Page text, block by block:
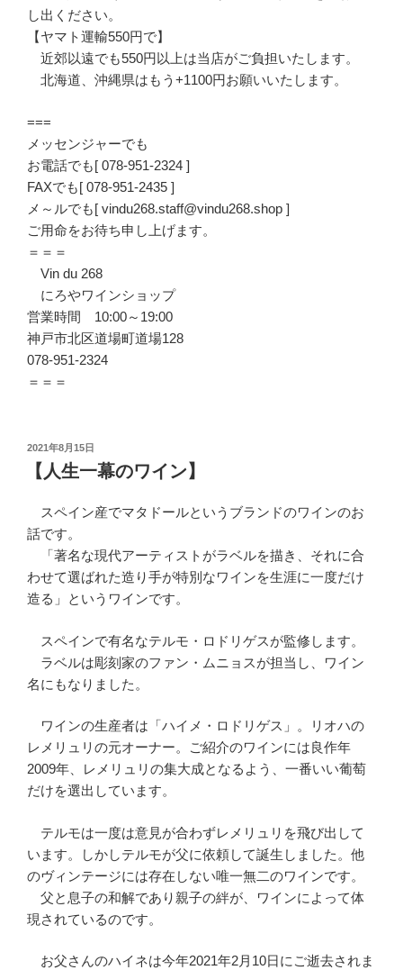
し出ください。
【ヤマト運輸550円で】
近郊以遠でも550円以上は当店がご負担いたします。
北海道、沖縄県はもう+1100円お願いいたします。
===
メッセンジャーでも
お電話でも[ 078-951-2324 ]
FAXでも[ 078-951-2435 ]
メ～ルでも[ vindu268.staff@vindu268.shop ]
ご用命をお待ち申し上げます。
＝＝＝
Vin du 268
にろやワインショップ
営業時間 10:00～19:00
神戸市北区道場町道場128
078-951-2324
＝＝＝
投
日:
2021年8月15日
【人生一幕のワイン】
スペイン産でマタドールというブランドのワインのお
話です。
「著名な現代アーティストがラベルを描き、それに合
わせて選ばれた造り手が特別なワインを生涯に一度だけ
造る」というワインです。
スペインで有名なテルモ・ロドリゲスが監修します。
ラベルは彫刻家のファン・ムニョスが担当し、ワイン
名にもなりました。
ワインの生産者は「ハイメ・ロドリゲス」。リオハの
レメリュリの元オーナー。ご紹介のワインには良作年
2009年、レメリュリの集大成となるよう、一番いい葡萄
だけを選出しています。
テルモは一度は意見が合わずレメリュリを飛び出して
います。しかしテルモが父に依頼して誕生しました。他
のヴィンテージには存在しない唯一無二のワインです。
父と息子の和解であり親子の絆が、ワインによって体
現されているのです。
お父さんのハイネは今年2021年2月10日にご逝去されま